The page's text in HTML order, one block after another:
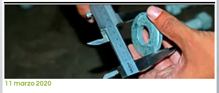
11 marzo 2020